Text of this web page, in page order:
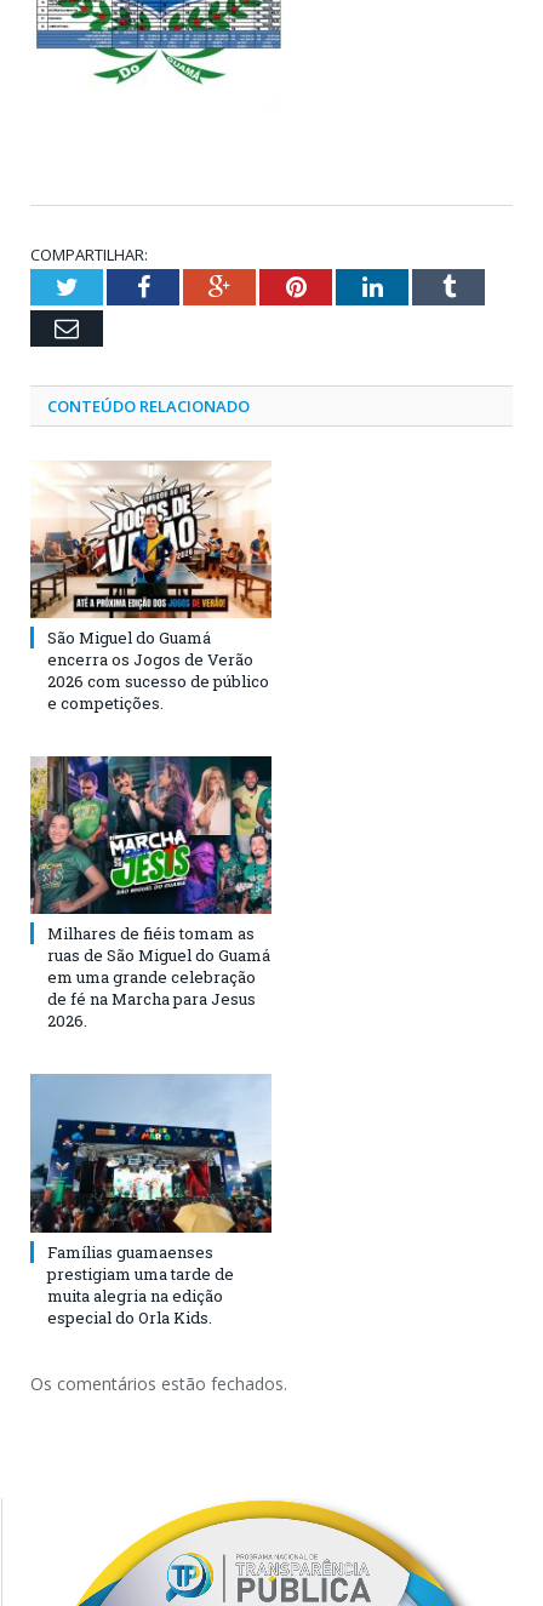
COMPARTILHAR:
TwitterFacebookGoogle+PinterestLinkedInTumblr
Email
CONTEÚDO RELACIONADO
São Miguel do Guamá
encerra os Jogos de Verão
2026 com sucesso de público
e competições.
Milhares de fiéis tomam as
ruas de São Miguel do Guamá
em uma grande celebração
de fé na Marcha para Jesus
2026.
Famílias guamaenses
prestigiam uma tarde de
muita alegria na edição
especial do Orla Kids.
Os comentários estão fechados.